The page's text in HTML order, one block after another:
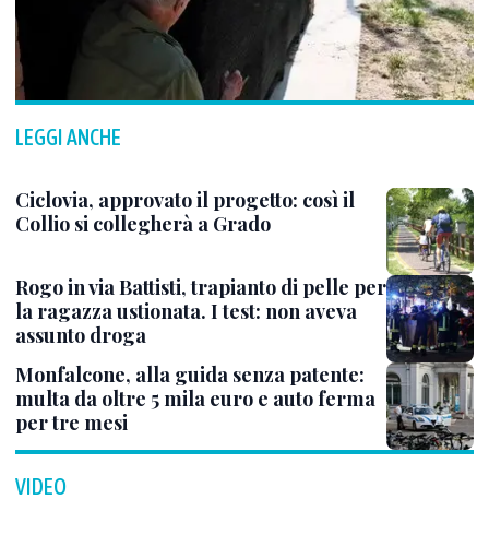
LEGGI ANCHE
Ciclovia, approvato il progetto: così il
Collio si collegherà a Grado
Rogo in via Battisti, trapianto di pelle per
la ragazza ustionata. I test: non aveva
assunto droga
Monfalcone, alla guida senza patente:
multa da oltre 5 mila euro e auto ferma
per tre mesi
VIDEO